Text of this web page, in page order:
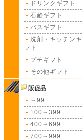
ドリンクギフト
石鹸ギフト
バスギフト
洗剤・キッチンギ
フト
プチギフト
その他ギフト
販促品
～99
100～399
400～699
700～999